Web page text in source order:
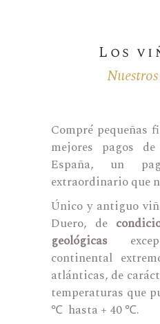
Los
Compré pequeñas
mejores pagos de
España, un
extraordinario que
Único y antiguo
Duero, de
geológicas
continental
atlánticas, de
temperaturas que
℃ hasta + 40 ℃.